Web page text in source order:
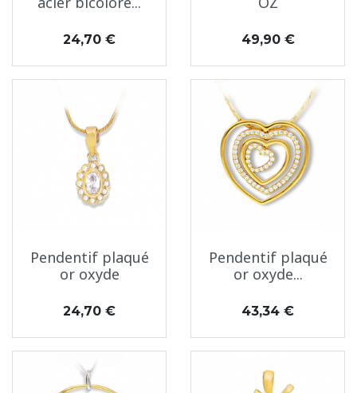
Prix
24,70 € Prix
49,90 €
Pendentif plaqué
or oxyde
Prix
24,70 €
Pendentif plaqué
or oxyde...
Prix
43,34 €